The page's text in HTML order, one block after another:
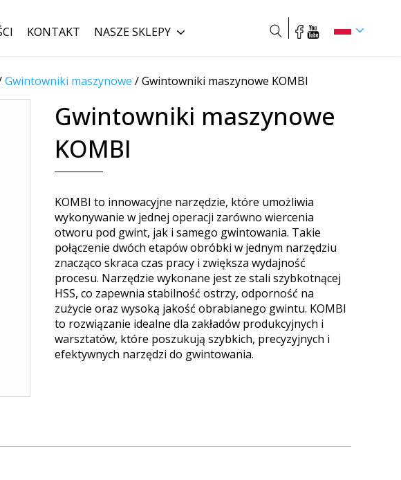
KONTAKT NASZE SKLEPY
Gwintowniki maszynowe /Gwintowniki maszynowe KOMBI
Gwintowniki maszynowe
KOMBI
KOMBI to innowacyjne narzędzie, które umożliwia
wykonywanie w jednej operacji zarówno wiercenia
otworu pod gwint, jak i samego gwintowania. Takie
połączenie dwóch etapów obróbki w jednym narzędziu
znacząco skraca czas pracy i zwiększa wydajność
procesu. Narzędzie wykonane jest ze stali szybkotnącej
HSS, co zapewnia stabilność ostrzy, odporność na
zużycie oraz wysoką jakość obrabianego gwintu. KOMBI
to rozwiązanie idealne dla zakładów produkcyjnych i
warsztatów, które poszukują szybkich, precyzyjnych i
efektywnych narzędzi do gwintowania.